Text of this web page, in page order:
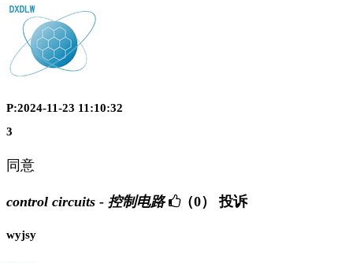
P:2024-11-23 11:10:32
3
同意
control circuits - 控制电路 （0） 投诉
wyjsy